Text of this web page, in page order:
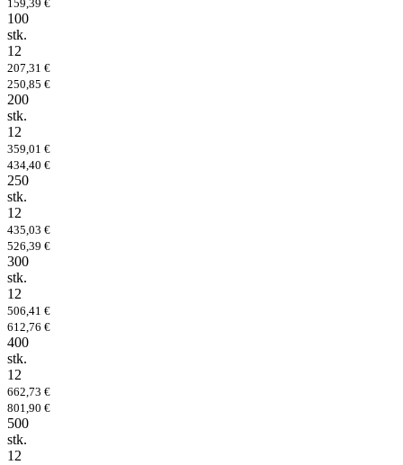
159,39 €
100
stk.
12
207,31 €
250,85 €
200
stk.
12
359,01 €
434,40 €
250
stk.
12
435,03 €
526,39 €
300
stk.
12
506,41 €
612,76 €
400
stk.
12
662,73 €
801,90 €
500
stk.
12